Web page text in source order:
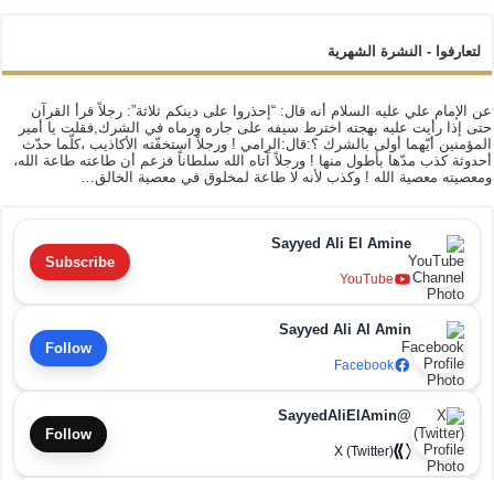
لتعارفوا - النشرة الشهرية
عن الإمام علي عليه السلام أنه قال: “إحذروا على دينكم ثلاثة”: رجلاً قرأ القرآن
حتى إذا رأيت عليه بهجته اخترط سيفه على جاره ورماه في الشرك,فقلت يا أمير
المؤمنين أيّهما أولى بالشرك ؟:قال:الرامي ! ورجلاً استخفّته الأكاذيب ،كلّما حدّث
أحدوثة كذب مدّها بأطول منها ! ورجلاً آتاه الله سلطاناً فزعم أن طاعته طاعة الله،
ومعصيته معصية الله ! وكذب لأنه لا طاعة لمخلوق في معصية الخالق…
Sayyed Ali El Amine
YouTube
Subscribe
Sayyed Ali Al Amin
Facebook
Follow
@SayyedAliElAmin
X (Twitter)
Follow